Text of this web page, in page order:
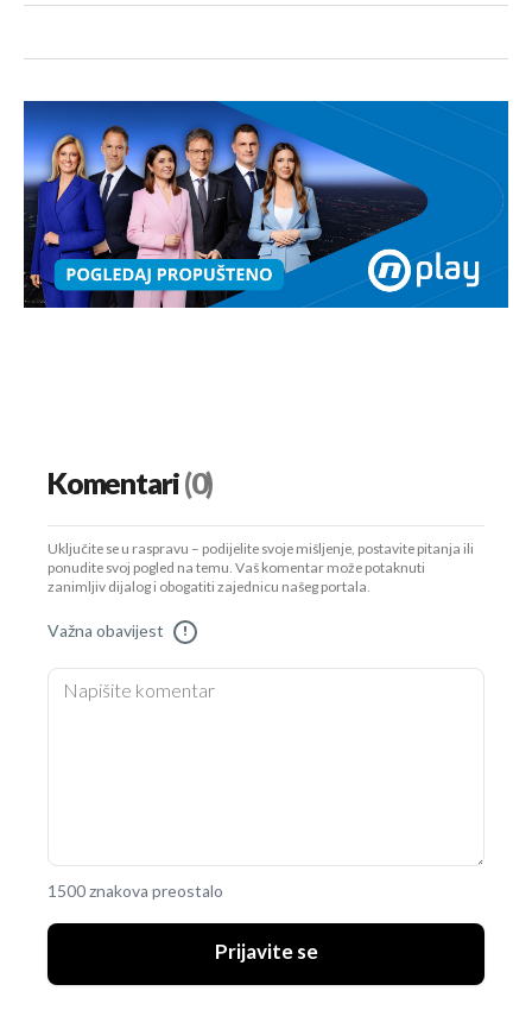
Komentari(0)
Uključite se u raspravu – podijelite svoje mišljenje, postavite pitanja ili
ponudite svoj pogled na temu. Vaš komentar može potaknuti
zanimljiv dijalog i obogatiti zajednicu našeg portala.
Važna obavijest !
1500 znakova preostalo
Prijavite se